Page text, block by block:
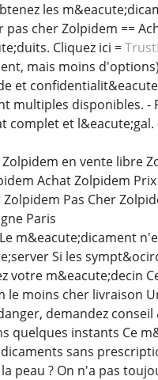
les
cher Zolpidem ==
Cliquez ici =
mais moins d'options)
et
multiples disponibles. -
complet et l&eacute;gal.
en vente libre
Achat Zolpidem
Pas Cher
Paris
m&eacute;dicament
Si les
votre m&eacute;decin
le moins cher livraison
demandez
quelques instants Ce
sans
peau ? On n'a pas